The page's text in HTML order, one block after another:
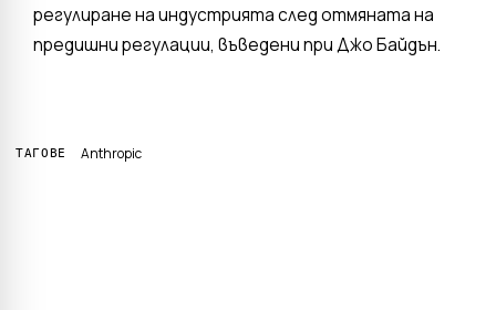
регулиране на индустрията след отмяната на
предишни регулации, въведени при Джо Байдън.
ТАГОВЕ Anthropic